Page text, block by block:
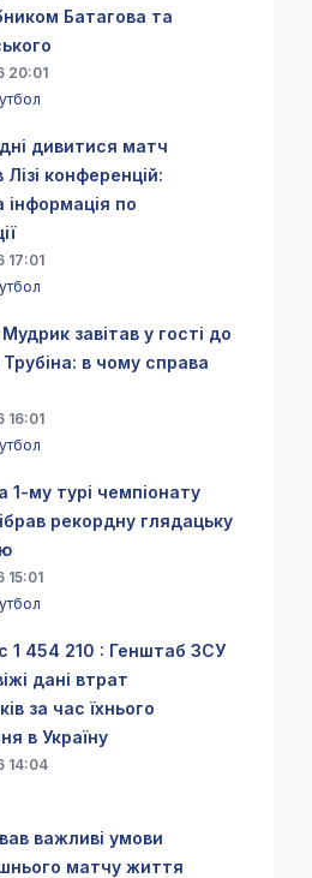
Батагова та
20:01
дивитися матч
конференцій:
інформація по
17:01
завітав у гості до
в чому справа
16:01
1-му турі чемпіонату
рекордну глядацьку
15:01
1 454 210 : Генштаб ЗСУ
дані втрат
за час їхнього
в Україну
14:04
важливі умови
матчу життя